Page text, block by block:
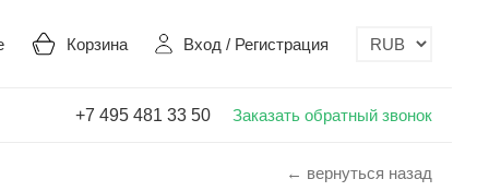
Корзина Вход / Регистрация
+7 495 481 33 50 Заказать обратный звонок
← вернуться назад